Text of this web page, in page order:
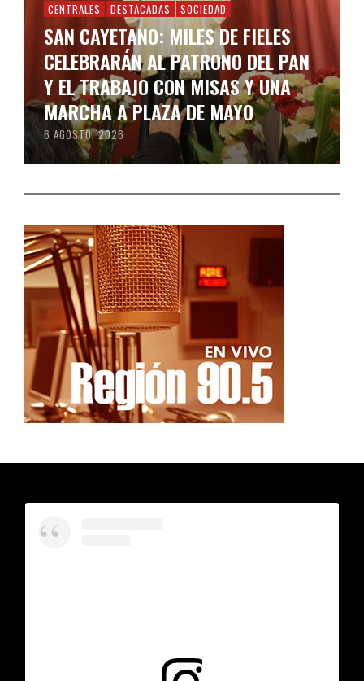
CENTRALES DESTACADAS SOCIEDAD
SAN CAYETANO: MILES DE FIELES
CELEBRARÁN AL PATRONO DEL PAN
Y EL TRABAJO CON MISAS Y UNA
MARCHA A PLAZA DE MAYO
6 AGOSTO, 2026